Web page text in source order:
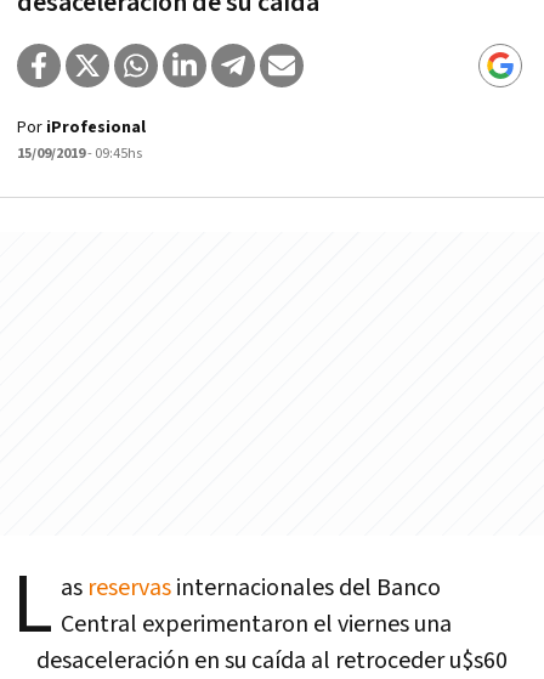
Por iProfesional
15/09/2019- 09:45hs
L as reservasinternacionales del Banco
Central experimentaron el viernes una
desaceleración en su caída al retroceder u$s60